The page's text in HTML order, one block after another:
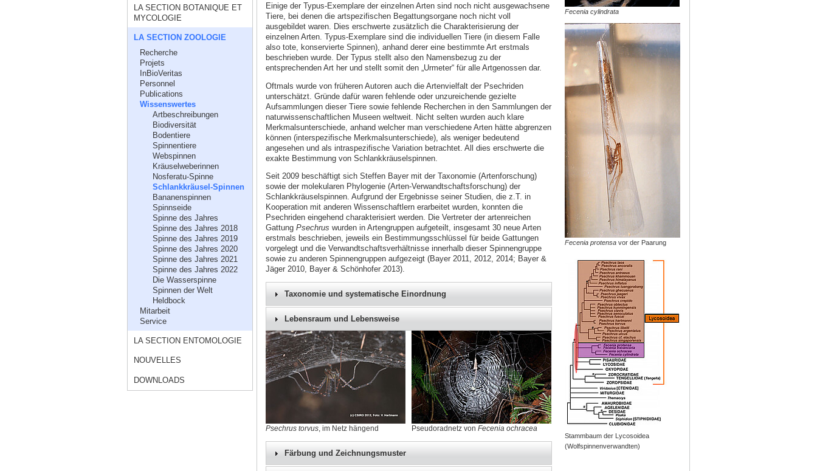
LA SECTION BOTANIQUE ET
MYCOLOGIE
LA SECTION ZOOLOGIE
Recherche
Projets
InBioVeritas
Personnel
Publications
Wissenswertes
Artbeschreibungen
Biodiversität
Bodentiere
Spinnentiere
Webspinnen
Kräuselweberinnen
Nosferatu-Spinne
Schlankkräusel-Spinnen
Bananenspinnen
Spinnseide
Spinne des Jahres
Spinne des Jahres 2018
Spinne des Jahres 2019
Spinne des Jahres 2020
Spinne des Jahres 2021
Spinne des Jahres 2022
Die Wasserspinne
Spinnen der Welt
Heldbock
Mitarbeit
Service
LA SECTION ENTOMOLOGIE
NOUVELLES
DOWNLOADS
Einige der Typus-Exemplare der einzelnen Arten sind noch nicht ausgewachsene
Tiere, bei denen die artspezifischen Begattungsorgane noch nicht voll
ausgebildet waren. Dies erschwerte zusätzlich die Charakterisierung der
einzelnen Arten. Typus-Exemplare sind die individuellen Tiere (in diesem Falle
also tote, konservierte Spinnen), anhand derer eine bestimmte Art erstmals
beschrieben wurde. Der Typus stellt also den Namensbezug zu der
entsprechenden Art her und stellt somit den „Urmeter“ für alle Artgenossen dar.
Oftmals wurde von früheren Autoren auch die Artenvielfalt der Psechriden
unterschätzt. Gründe dafür waren fehlende oder unzureichende gezielte
Aufsammlungen dieser Tiere sowie fehlende Recherchen in den Sammlungen der
naturwissenschaftlichen Museen weltweit. Nicht selten wurden auch klare
Merkmalsunterschiede, anhand welcher man verschiedene Arten hätte abgrenzen
können (interspezifische Merkmalsunterschiede), als weniger bedeutend
angesehen und als intraspezifische Variation betrachtet. All dies erschwerte die
exakte Bestimmung von Schlankkräuselspinnen.
Seit 2009 beschäftigt sich Steffen Bayer mit der Taxonomie (Artenforschung)
sowie der molekularen Phylogenie (Arten-Verwandtschaftsforschung) der
Schlankkräuselspinnen. Aufgrund der Ergebnisse seiner Studien, die z.T. in
Kooperation mit anderen Wissenschaftlern erarbeitet wurden, konnten die
Psechriden eingehend charakterisiert werden. Die Vertreter der artenreichen
Gattung Psechrus wurden in Artengruppen aufgeteilt, insgesamt 30 neue Arten
erstmals beschrieben, jeweils ein Bestimmungsschlüssel für beide Gattungen
vorgelegt und die Verwandtschaftsverhältnisse innerhalb dieser Spinnengruppe
sowie zu anderen Spinnengruppen aufgezeigt (Bayer 2011, 2012, 2014; Bayer &
Jäger 2010, Bayer & Schönhofer 2013).
Taxonomie und systematische Einordnung
Lebensraum und Lebensweise
Psechrus torvus , im Netz hängend Pseudoradnetz vonFecenia ochracea
Färbung und Zeichnungsmuster
Fecenia cylindrata
Fecenia protensa vor der Paarung
Stammbaum der Lycosoidea
(Wolfspinnenverwandten)